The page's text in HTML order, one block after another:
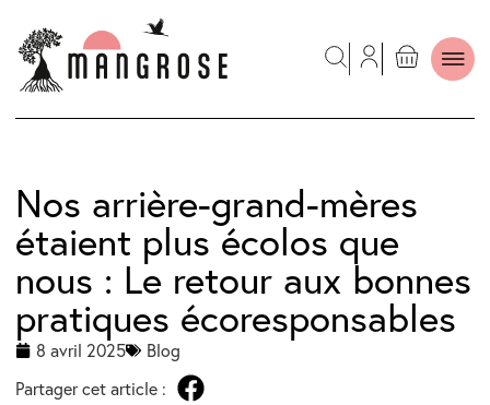
Nos arrière-grand-mères
étaient plus écolos que
nous : Le retour aux bonnes
pratiques écoresponsables
8 avril 2025 Blog